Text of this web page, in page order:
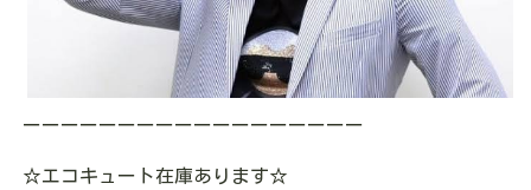
ーーーーーーーーーーーーーーーーーー
☆エコキュート在庫あります☆